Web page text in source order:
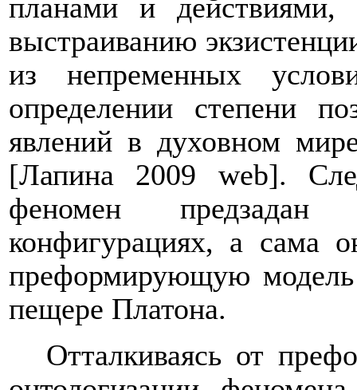
планами и
выстраиванию
из непременных
определении степени
явлений в духовном
[Лапина 2009 web].
феномен
конфигурациях, а сама
преформирующую
пещере Платона.
Отталкиваясь от